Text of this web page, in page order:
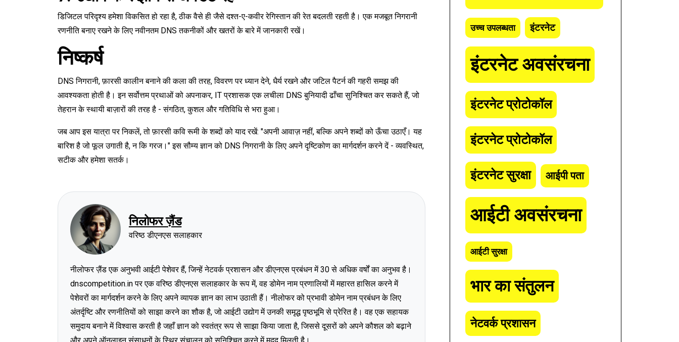
डिजिटल परिदृश्य हमेशा विकसित हो रहा है, ठीक वैसे ही जैसे दश्त-ए-कवीर रेगिस्तान की रेत बदलती रहती है। एक मजबूत निगरानी
रणनीति बनाए रखने के लिए नवीनतम DNS तकनीकों और खतरों के बारे में जानकारी रखें।
निष्कर्ष
DNS निगरानी, फ़ारसी कालीन बनाने की कला की तरह, विवरण पर ध्यान देने, धैर्य रखने और जटिल पैटर्न की गहरी समझ की
आवश्यकता होती है। इन सर्वोत्तम प्रथाओं को अपनाकर, IT प्रशासक एक लचीला DNS बुनियादी ढाँचा सुनिश्चित कर सकते हैं, जो
तेहरान के स्थायी बाज़ारों की तरह है - संगठित, कुशल और गतिविधि से भरा हुआ।
जब आप इस यात्रा पर निकलें, तो फ़ारसी कवि रूमी के शब्दों को याद रखें: "अपनी आवाज़ नहीं, बल्कि अपने शब्दों को ऊँचा उठाएँ। यह
बारिश है जो फूल उगाती है, न कि गरज।" इस सौम्य ज्ञान को DNS निगरानी के लिए अपने दृष्टिकोण का मार्गदर्शन करने दें - व्यवस्थित,
सटीक और हमेशा सतर्क।
निलोफर ज़ैंड
वरिष्ठ डीएनएस सलाहकार
नीलोफर ज़ैंड एक अनुभवी आईटी पेशेवर हैं, जिन्हें नेटवर्क प्रशासन और डीएनएस प्रबंधन में 30 से अधिक वर्षों का अनुभव है।
dnscompetition.in पर एक वरिष्ठ डीएनएस सलाहकार के रूप में, वह डोमेन नाम प्रणालियों में महारत हासिल करने में
पेशेवरों का मार्गदर्शन करने के लिए अपने व्यापक ज्ञान का लाभ उठाती हैं। नीलोफर को प्रभावी डोमेन नाम प्रबंधन के लिए
अंतर्दृष्टि और रणनीतियों को साझा करने का शौक है, जो आईटी उद्योग में उनकी समृद्ध पृष्ठभूमि से प्रेरित है। वह एक सहायक
समुदाय बनाने में विश्वास करती है जहाँ ज्ञान को स्वतंत्र रूप से साझा किया जाता है, जिससे दूसरों को अपने कौशल को बढ़ाने
उच्च उपलब्धता इंटरनेट
इंटरनेट अवसंरचना
इंटरनेट प्रोटोकॉल
इंटरनेट प्रोटोकॉल
इंटरनेट सुरक्षा आईपी पता
आईटी अवसंरचना
आईटी सुरक्षा
भार का संतुलन
नेटवर्क प्रशासन